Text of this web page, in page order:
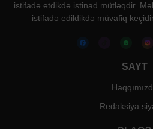
istifadə etdikdə istinad mütləqdir.
istifadə edildikdə müvafiq
SAYT
Redaksiya